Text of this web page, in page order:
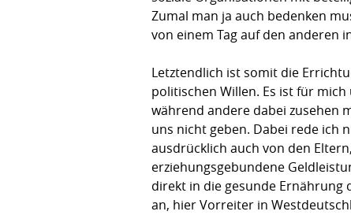
Zumal man ja auch bedenken
von einem Tag auf den anderen
Letztendlich ist somit die
politischen Willen. Es ist für
während andere dabei zusehen
uns nicht geben. Dabei rede ich
ausdrücklich auch von den
erziehungsgebundene
direkt in die gesunde Ernährung
an, hier Vorreiter in